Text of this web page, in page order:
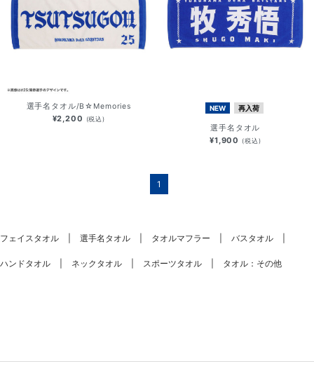
選手名タオル/B☆Memories
¥2,200 (税込)
NEW 再入荷
選手名タオル
¥1,900 (税込)
1
フェイスタオル 選手名タオル タオルマフラー バスタオル
ハンドタオル ネックタオル スポーツタオル タオル：その他